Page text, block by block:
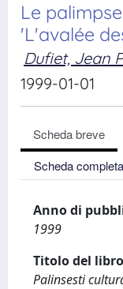
Le
'L'avalée
Dufiet, Jean
1999-01-01
Scheda breve
Scheda
Anno di
1999
Titolo del
Palinsesti